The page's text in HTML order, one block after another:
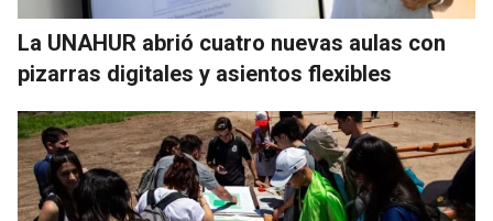
La UNAHUR abrió cuatro nuevas aulas con
pizarras digitales y asientos flexibles